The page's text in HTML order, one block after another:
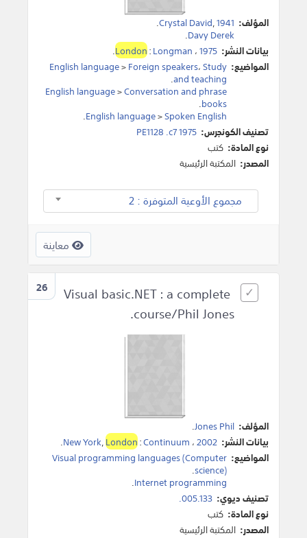
المؤلف: Crystal David,1941
.
Davy Derek
.
بيانات النشر:
London:Longman ،1975
.
المواضيع:
English language>Foreign speakers،Study
and teaching
.
English language>Conversation and phrase
books
.
English language>Spoken English
.
تصنيف الكونجرس: PE1128 .c7 1975
نوع المادة: كتب
المصدر: المكتبة الرئيسية
مجموع الأوعية المتوفرة : 2
معاينة
26
Visual basic.NET : a complete
course/Phil Jones.
المؤلف: Jones Phil
.
بيانات النشر:
New York,London:Continuum ،2002
.
المواضيع: Visual programming languages (Computer
science)
.
Internet programming
.
تصنيف ديوي: 005.133.
نوع المادة: كتب
المصدر: المكتبة الرئيسية